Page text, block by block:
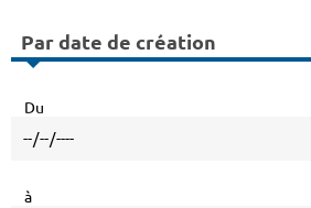
Par date de création
Du
à